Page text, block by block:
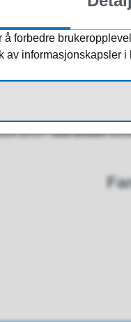
184 kB)
10:27 Sist endret
forbedre
av informasjonskapsler